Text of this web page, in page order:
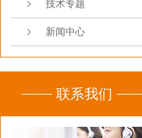
技术专题
新闻中心
联系我们